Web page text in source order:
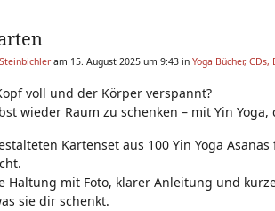
Psychologische Yogatherapie
- Anregungen zum Yoga-Forum
am 15. August 2025 um 9:43 in Yoga Bücher,
voll und der Körper verspannt?
wieder Raum zu schenken – mit Yin
Kartenset aus 100 Yin Yoga
Haltung mit Foto, klarer Anleitung und
sie dir schenkt.